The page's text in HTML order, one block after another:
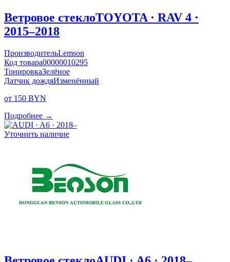
Ветровое стеклоTOYOTA · RAV 4 ·
2015–2018
ПроизводительLemson
Код товара00000010295
ТонировкаЗелёное
Датчик дождяИзменённый
от 150 BYN
Подробнее →
Уточнить наличие